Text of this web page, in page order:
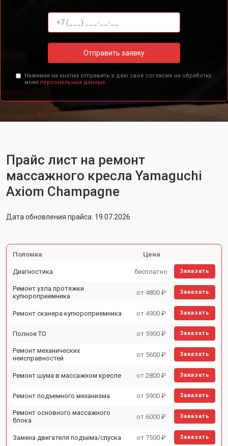
Отправить заявку
Нажимая на кнопку отправить я даю свое согласие на обработку
моих персональных данных.
Прайс лист на ремонт
массажного кресла Yamaguchi
Axiom Champagne
Дата обновления прайса: 19.07.2026
Поломка Цена
Диагностика бесплатно Заказать
Ремонт узла протяжки
купюроприемника
от 4800 ₽ Заказать
Ремонт сканера купюроприемника от 4900 ₽ Заказать
Полное ТО от 5900 ₽ Заказать
Ремонт механических
неисправностей
от 5600 ₽ Заказать
Ремонт шума в массажном кресле от 2800 ₽ Заказать
Ремонт подъемного механизма от 5900 ₽ Заказать
Ремонт основного массажного
блока
от 6000 ₽ Заказать
Замена двигателя подъема/спуска от 7500 ₽ Заказать